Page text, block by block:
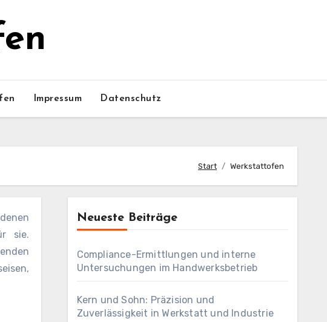
Impressum Datenschutz
Start Werkstattofen
sie.
Neueste Beiträge
Compliance-Ermittlungen und interne
Untersuchungen im Handwerksbetrieb
Kern und Sohn: Präzision und
Zuverlässigkeit in Werkstatt und Industrie